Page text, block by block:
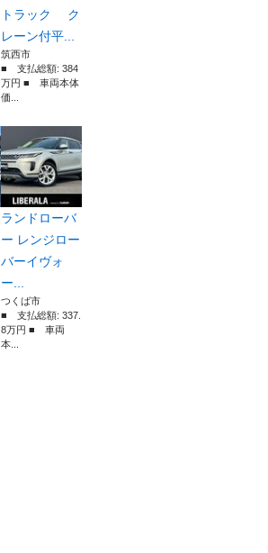
トラック ク
レーン付平...
筑西市
■ 支払総額: 384
万円 ■ 車両本体
価...
ランドローバ
ー レンジロー
バーイヴォ
ー...
つくば市
■ 支払総額: 337.
8万円 ■ 車両
本...